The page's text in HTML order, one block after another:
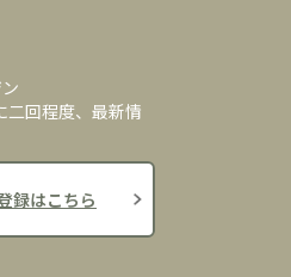
回程度、最新情
録はこちら